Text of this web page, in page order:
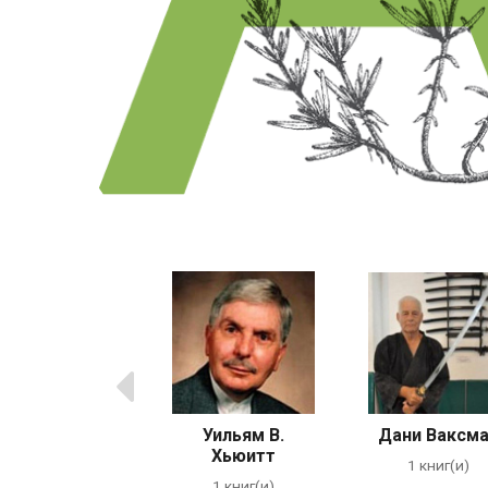
Предыдущие
Уильям В.
Хьюитт
Дани
1 книг(и)